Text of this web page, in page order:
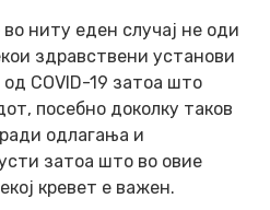
ниту еден случај не оди
здравствени установи
COVID-19 затоа што
посебно доколку таков
одлагања и
затоа што во овие
кревет е важен.